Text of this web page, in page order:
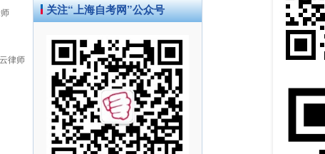
关注“上海自考网”公众号
律师